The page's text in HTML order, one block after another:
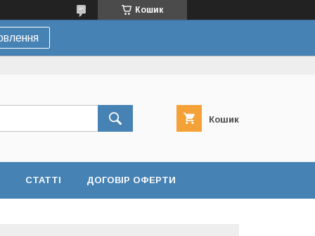
Кошик
Кошик
СТАТТІ ДОГОВІР ОФЕРТИ